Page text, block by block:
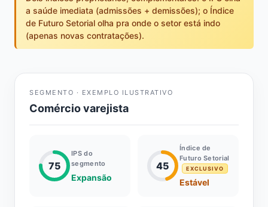
a saúde imediata (admissões + demissões); o Índice
de Futuro Setorial olha pra onde o setor está indo
(apenas novas contratações).
SEGMENTO · EXEMPLO ILUSTRATIVO
Comércio varejista
75
IPS do
segmento
Expansão
45
Índice de
Futuro Setorial
EXCLUSIVO
Estável